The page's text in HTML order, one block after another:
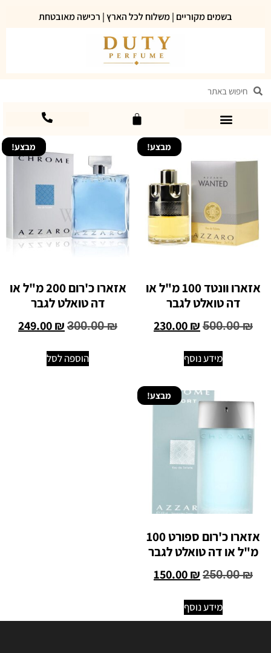
בשמים מקוריים | משלוח לכל הארץ | רכישה מאובטחת
מבצע!
אזארו וונטד 100 מ"ל או
דה טואלט לגבר
500.00₪
230.00₪
מידע נוסף
מבצע!
אזארו כ'רום 200 מ"ל או
דה טואלט לגבר
300.00₪
249.00₪
הוספה לסל
מבצע!
אזארו כ'רום ספורט 100
מ"ל או דה טואלט לגבר
250.00₪
150.00₪
מידע נוסף